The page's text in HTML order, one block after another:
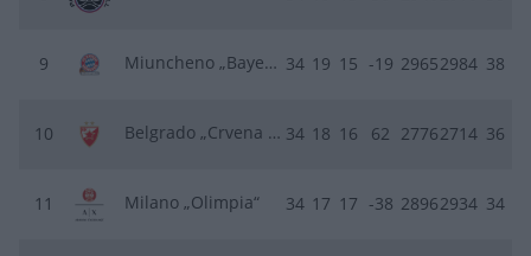
9 Miuncheno „Bayern“ 34 19 15 -19 29652984 38
10 Belgrado „Crvena zvezda“ 34 18 16 62 27762714 36
11 Milano „Olimpia“ 34 17 17 -38 28962934 34